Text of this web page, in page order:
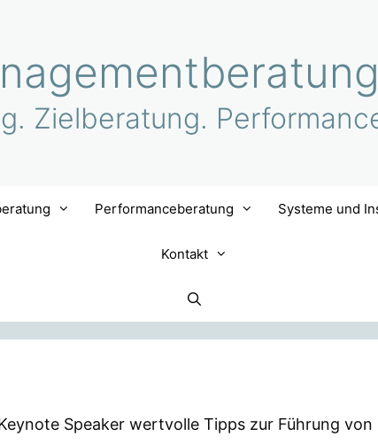
Zielberatung.
Performanceberatung Systeme und
Kontakt
Speaker wertvolle Tipps zur Führung von